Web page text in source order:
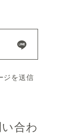
ジを送信
合わ